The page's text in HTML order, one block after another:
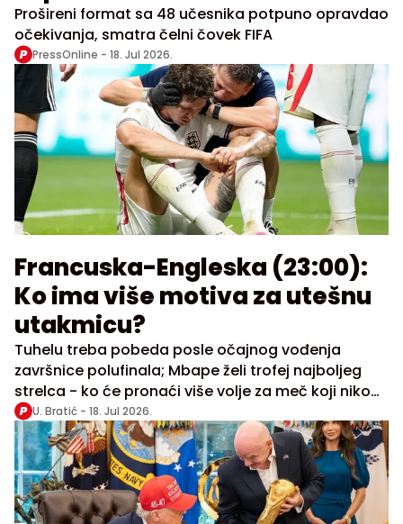
Prošireni format sa 48 učesnika potpuno opravdao
očekivanja, smatra čelni čovek FIFA
PressOnline - 18. Jul 2026.
Francuska-Engleska (23:00):
Ko ima više motiva za utešnu
utakmicu?
Tuhelu treba pobeda posle očajnog vođenja
završnice polufinala; Mbape želi trofej najboljeg
strelca - ko će pronaći više volje za meč koji niko
od učesnika nije želeo?
U. Bratić - 18. Jul 2026.